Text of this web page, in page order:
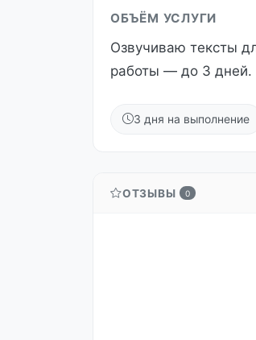
ОБЪЁМ УСЛУГИ
Озвучиваю тексты
работы — до 3 дней.
3 дня на выполнение
ОТЗЫВЫ 0